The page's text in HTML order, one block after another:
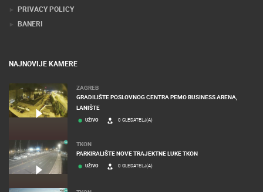
PRIVACY POLICY
BANERI
NAJNOVIJE KAMERE
ZAGREB
GRADILIŠTE POSLOVNOG CENTRA PEMO BUSINESS ARENA,
LANIŠTE
UŽIVO 0 GLEDATELJ(A)
TKON
PARKIRALIŠTE NOVE TRAJEKTNE LUKE TKON
UŽIVO 0 GLEDATELJ(A)